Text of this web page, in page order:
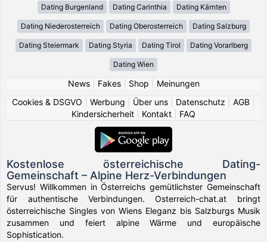
Dating Burgenland Dating Carinthia Dating Kärnten
Dating Niederosterreich Dating Oberosterreich Dating Salzburg
Dating Steiermark Dating Styria Dating Tirol Dating Vorarlberg
Dating Wien
News| Fakes| Shop
Meinungen
Cookies & DSGVO
Werbung Über uns Datenschutz AGB
Kindersicherheit
Kontakt FAQ
Kostenlose österreichische Dating-
Gemeinschaft – Alpine Herz-Verbindungen
Servus! Willkommen in Österreichs gemütlichster Gemeinschaft
für authentische Verbindungen. Osterreich-chat.at bringt
österreichische Singles von Wiens Eleganz bis Salzburgs Musik
zusammen und feiert alpine Wärme und europäische
Sophistication.